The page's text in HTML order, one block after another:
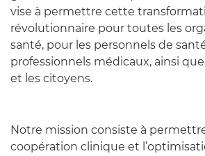
vise à permettre cette
révolutionnaire pour toutes les
santé, pour les personnels de
professionnels médicaux, ainsi
et les citoyens.
Notre mission consiste à
coopération clinique et